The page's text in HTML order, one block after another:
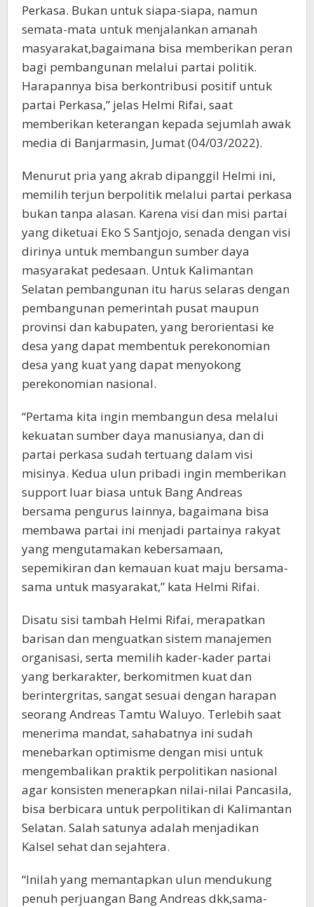
Perkasa. Bukan untuk siapa-siapa, namun
semata-mata untuk menjalankan amanah
masyarakat,bagaimana bisa memberikan peran
bagi pembangunan melalui partai politik.
Harapannya bisa berkontribusi positif untuk
partai Perkasa,” jelas Helmi Rifai, saat
memberikan keterangan kepada sejumlah awak
media di Banjarmasin, Jumat (04/03/2022).
Menurut pria yang akrab dipanggil Helmi ini,
memilih terjun berpolitik melalui partai perkasa
bukan tanpa alasan. Karena visi dan misi partai
yang diketuai Eko S Santjojo, senada dengan visi
dirinya untuk membangun sumber daya
masyarakat pedesaan. Untuk Kalimantan
Selatan pembangunan itu harus selaras dengan
pembangunan pemerintah pusat maupun
provinsi dan kabupaten, yang berorientasi ke
desa yang dapat membentuk perekonomian
desa yang kuat yang dapat menyokong
perekonomian nasional.
“Pertama kita ingin membangun desa melalui
kekuatan sumber daya manusianya, dan di
partai perkasa sudah tertuang dalam visi
misinya. Kedua ulun pribadi ingin memberikan
support luar biasa untuk Bang Andreas
bersama pengurus lainnya, bagaimana bisa
membawa partai ini menjadi partainya rakyat
yang mengutamakan kebersamaan,
sepemikiran dan kemauan kuat maju bersama-
sama untuk masyarakat,” kata Helmi Rifai.
Disatu sisi tambah Helmi Rifai, merapatkan
barisan dan menguatkan sistem manajemen
organisasi, serta memilih kader-kader partai
yang berkarakter, berkomitmen kuat dan
berintergritas, sangat sesuai dengan harapan
seorang Andreas Tamtu Waluyo. Terlebih saat
menerima mandat, sahabatnya ini sudah
menebarkan optimisme dengan misi untuk
mengembalikan praktik perpolitikan nasional
agar konsisten menerapkan nilai-nilai Pancasila,
bisa berbicara untuk perpolitikan di Kalimantan
Selatan. Salah satunya adalah menjadikan
Kalsel sehat dan sejahtera.
“Inilah yang memantapkan ulun mendukung
penuh perjuangan Bang Andreas dkk,sama-